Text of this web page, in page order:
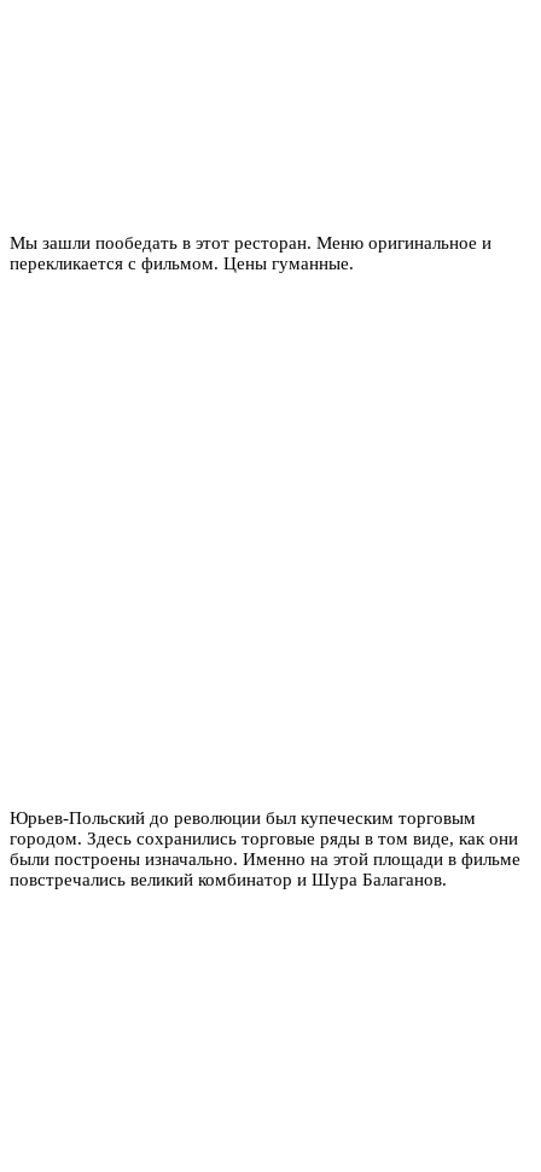
Мы зашли пообедать в этот ресторан. Меню оригинальное и
перекликается с фильмом. Цены гуманные.
Юрьев-Польский до революции был купеческим торговым
городом. Здесь сохранились торговые ряды в том виде, как они
были построены изначально. Именно на этой площади в фильме
повстречались великий комбинатор и Шура Балаганов.